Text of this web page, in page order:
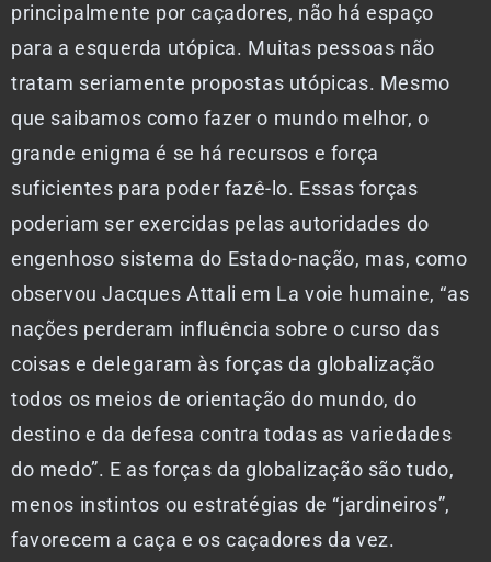
principalmente por caçadores, não há espaço
para a esquerda utópica. Muitas pessoas não
tratam seriamente propostas utópicas. Mesmo
que saibamos como fazer o mundo melhor, o
grande enigma é se há recursos e força
suficientes para poder fazê-lo. Essas forças
poderiam ser exercidas pelas autoridades do
engenhoso sistema do Estado-nação, mas, como
observou Jacques Attali em La voie humaine, “as
nações perderam influência sobre o curso das
coisas e delegaram às forças da globalização
todos os meios de orientação do mundo, do
destino e da defesa contra todas as variedades
do medo”. E as forças da globalização são tudo,
menos instintos ou estratégias de “jardineiros”,
favorecem a caça e os caçadores da vez.